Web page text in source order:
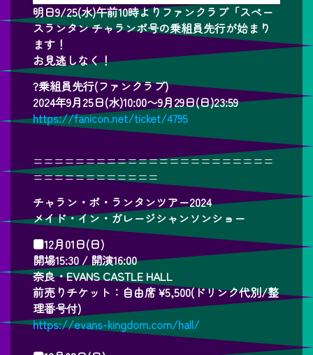
明日9/25(水)午前10時よりファンクラブ「スペー
スランタン チャランポ号の乗組員先行が始まり
ます！
お見逃しなく！
?乗組員先行(ファンクラブ)
2024年9月25日(水)10:00〜9月29日(日)23:59
https://fanicon.net/ticket/4795
=======================
============
チャラン・ポ・ランタンツアー2024
メイド・イン・ガレージシャンソンショー
■12月01日(日)
開場15:30 / 開演16:00
奈良・EVANS CASTLE HALL
前売りチケット：自由席 ¥5,500(ドリンク代別/整
理番号付)
https://evans-kingdom.com/hall/